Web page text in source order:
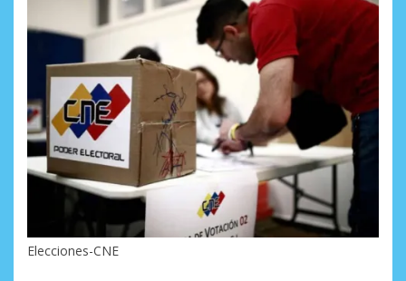
Elecciones-CNE